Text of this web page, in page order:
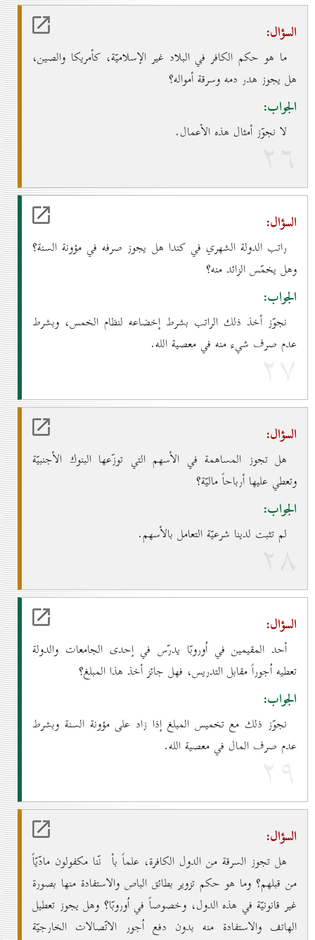
السؤال:
ما هو حكم الكافر في البلاد غير الإسلاميّة، كأمريكا والصين،
هل يجوز هدر دمه وسرقة أمواله؟
الجواب:
لا نجوّز أمثال هذه الأعمال.
۲٦
السؤال:
راتب الدولة الشهري في كندا هل يجوز صرفه في مؤونة السنة؟
وهل يخمّس الزائد منه؟
الجواب:
نجوّز أخذ ذلك الراتب بشرط إخضاعه لنظام الخمس، وبشرط
عدم صرف شيء منه في معصية الله.
۲۷
السؤال:
هل تجوز المساهمة في الأسهم التي توزّعها البنوك الأجنبيّة
وتعطي عليها أرباحاً ماليّة؟
الجواب:
لم تثبت لدينا شرعيّة التعامل بالأسهم.
۲۸
السؤال:
أحد المقيمين في اُوروبّا يدرّس في إحدى الجامعات والدولة
تعطيه اُجوراً مقابل التدريس، فهل جائز أخذ هذا المبلغ؟
الجواب:
نجوّز ذلك مع تخميس المبلغ إذا زاد على مؤونة السنة وبشرط
عدم صرف المال في معصية الله.
۲۹
السؤال:
هل تجوز السرقة من الدول الكافرة، علماً بأ نّنا مكفولون مادّيّاً
من قبلهم؟ وما هو حكم تزوير بطائق الباص والاستفادة منها بصورة
غير قانونيّة في هذه الدول، وخصوصاً في اُوروبّا؟ وهل يجوز تعطيل
الهاتف والاستفادة منه بدون دفع اُجور الاتّصالات الخارجيّة